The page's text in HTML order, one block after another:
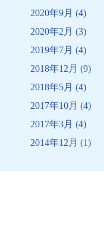
2020年9月 (4)
2020年2月 (3)
2019年7月 (4)
2018年12月 (9)
2018年5月 (4)
2017年10月 (4)
2017年3月 (4)
2014年12月 (1)